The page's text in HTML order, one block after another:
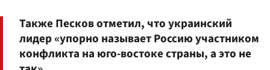
Также Песков отметил, что украинский
лидер «упорно называет Россию участником
конфликта на юго-востоке страны, а это не